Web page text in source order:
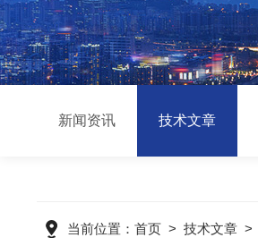
新闻资讯 技术文章
当前位置： 首页> 技术文章>